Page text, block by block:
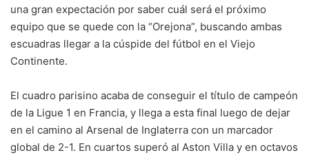
una gran expectación por saber cuál será el próximo
equipo que se quede con la “Orejona”, buscando ambas
escuadras llegar a la cúspide del fútbol en el Viejo
Continente.
El cuadro parisino acaba de conseguir el título de campeón
de la Ligue 1 en Francia, y llega a esta final luego de dejar
en el camino al Arsenal de Inglaterra con un marcador
global de 2-1. En cuartos superó al Aston Villa y en octavos